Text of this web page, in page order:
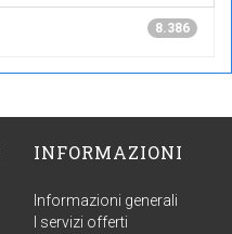
8.386
INFORMAZIONI
Informazioni generali
I servizi offerti